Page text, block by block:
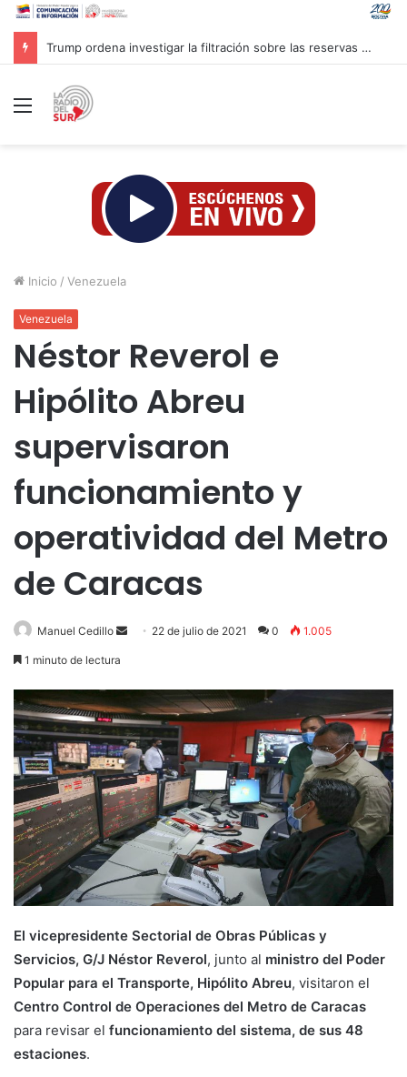
Trump ordena investigar la filtración sobre las reservas de municiones
Menú
Inicio / Venezuela
Venezuela
Néstor Reverol e
Hipólito Abreu
supervisaron
funcionamiento y
operatividad del Metro
de Caracas
Manuel Cedillo
Send 22 de julio de 2021 0 1.005
1 minuto de lectura
El vicepresidente Sectorial de Obras Públicas y
Servicios, G/J Néstor Reverol, junto al ministro del Poder
Popular para el Transporte, Hipólito Abreu, visitaron el
Centro Control de Operaciones del Metro de Caracas
para revisar el funcionamiento del sistema, de sus 48
estaciones.